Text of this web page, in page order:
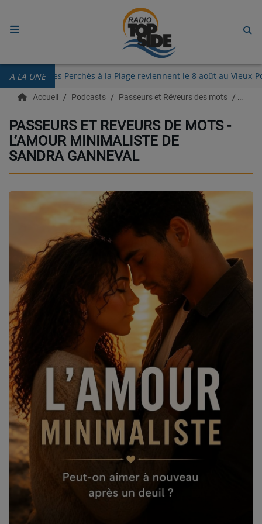
A LA UNE
Les Guinguettes des Perchés à la Plage reviennent le 8 août au
RADIO
ECOUTER
RECHERCHE DE TITRES
EMISSIONS
EQUIPES
CONTACT
Team Building Radio
INFO
CÔTE D'AZUR
EVÉNEMENTS
CIRCULATION EN TEMPS RÉEL
HIGH-TECH
SPORT
SANTÉ
Accueil Podcasts Passeurs et Rêveurs des mots
PASSEURS ET REVEURS DE MOTS -
L’AMOUR MINIMALISTE DE
SANDRA GANNEVAL